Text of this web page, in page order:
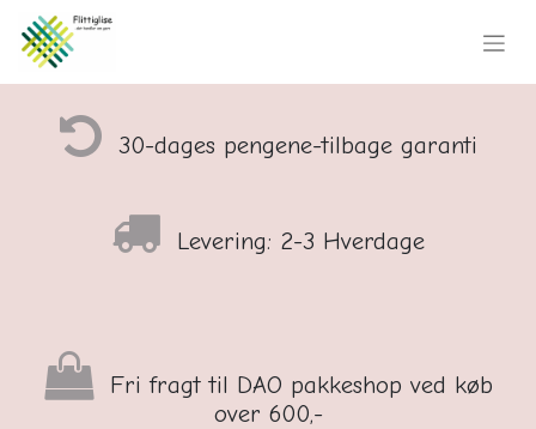
30-dages pengene-tilbage garanti
Levering: 2-3 Hverdage
Fri fragt til DAO pakkeshop ved køb
over 600,-